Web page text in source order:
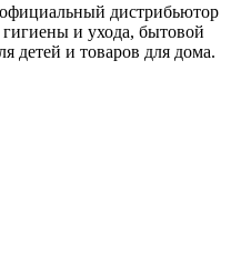
дистрибьютор
и ухода, бытовой
детей и товаров для дома.